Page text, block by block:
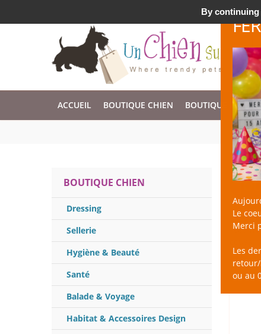
Accessoires & Design pour Chien, Chat, et Nac !
Le
Merci
Les
ou au
ACCUEIL BOUTIQUE CHIEN BOUTIQUE CHAT
BOUTIQUE CHIEN
Dressing
Sellerie
Hygiène & Beauté
Santé
Balade & Voyage
Habitat & Accessoires Design
un
By